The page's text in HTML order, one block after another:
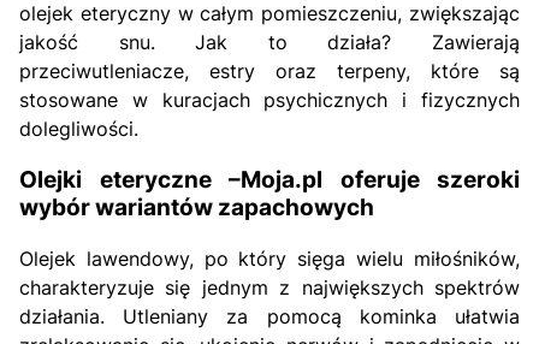
olejek eteryczny w całym pomieszczeniu, zwiększając
jakość snu. Jak to działa? Zawierają
przeciwutleniacze, estry oraz terpeny, które są
stosowane w kuracjach psychicznych i fizycznych
dolegliwości.
Olejki eteryczne –Moja.pl oferuje szeroki
wybór wariantów zapachowych
Olejek lawendowy, po który sięga wielu miłośników,
charakteryzuje się jednym z największych spektrów
działania. Utleniany za pomocą kominka ułatwia